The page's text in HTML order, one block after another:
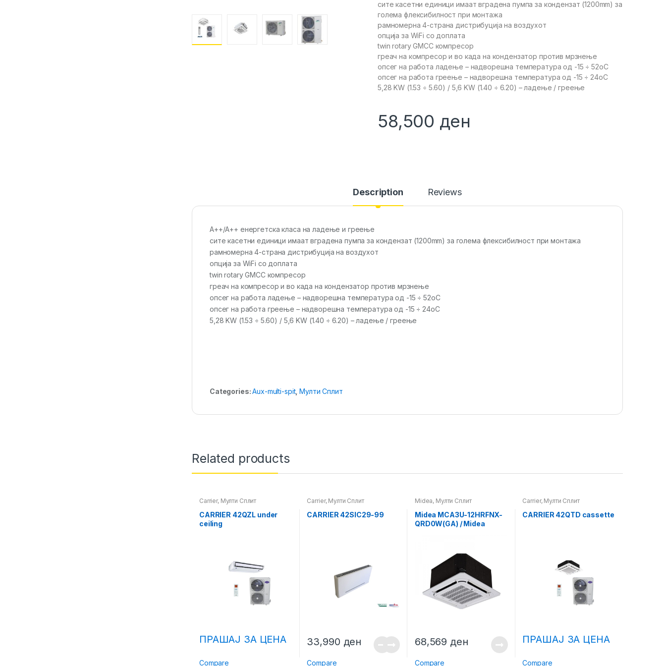
сите касетни единици имаат вградена пумпа за кондензат (1200mm) за
голема флексибилност при монтажа
рамномерна 4-страна дистрибуција на воздухот
опција за WiFi со доплата
twin rotary GMCC компресор
греач на компресор и во када на кондензатор против мрзнење
опсег на работа ладење – надворешна температура од -15 ÷ 52oC
опсег на работа греење – надворешна температура од -15 ÷ 24oC
5,28 KW (1.53 ÷ 5.60) / 5,6 KW (1.40 ÷ 6.20) – ладење / греење
58,500 ден
Description Reviews
А++/А++ енергетска класа на ладење и греење
сите касетни единици имаат вградена пумпа за кондензат (1200mm) за голема флексибилност при монтажа
рамномерна 4-страна дистрибуција на воздухот
опција за WiFi со доплата
twin rotary GMCC компресор
греач на компресор и во када на кондензатор против мрзнење
опсег на работа ладење – надворешна температура од -15 ÷ 52oC
опсег на работа греење – надворешна температура од -15 ÷ 24oC
5,28 KW (1.53 ÷ 5.60) / 5,6 KW (1.40 ÷ 6.20) – ладење / греење
Categories:Aux-multi-spit, Мулти Сплит
Related products
Carrier, Мулти Сплит
CARRIER 42QZL under
ceiling
ПРАШАЈ ЗА ЦЕНА
Compare
Carrier, Мулти Сплит
CARRIER 42SIC29-99
33,990 ден
Compare
Midea, Мулти Сплит
Midea MCA3U-12HRFNX-
QRD0W(GA) / Midea
68,569 ден
Compare
Carrier, Мулти Сплит
CARRIER 42QTD cassette
ПРАШАЈ ЗА ЦЕНА
Compare